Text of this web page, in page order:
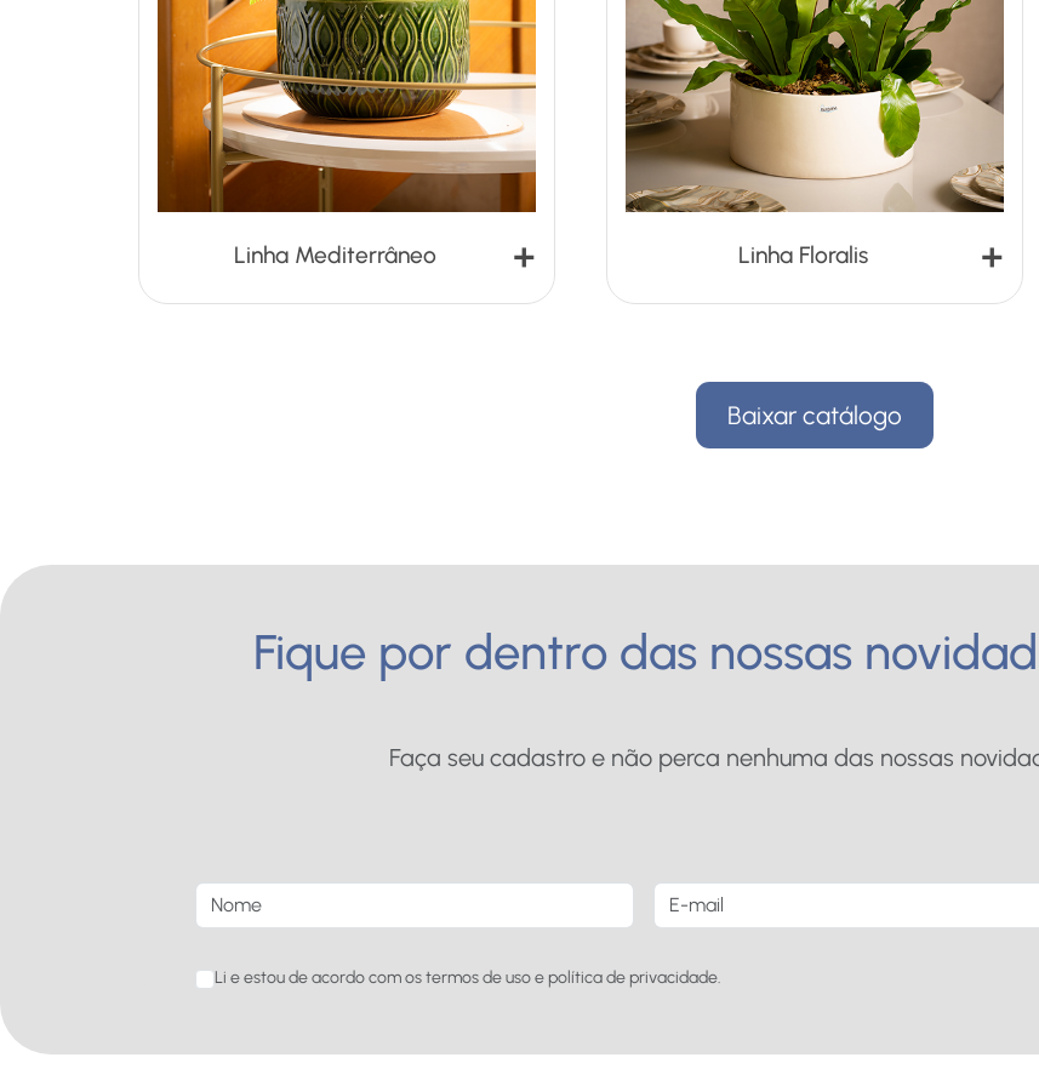
Linha Mediterrâneo + Linha Floralis +
Baixar catálogo
Fique por dentro das nossas
Faça seu cadastro e não perca nenhuma das nossas
Li e estou de acordo com os termos de uso e política de privacidade.